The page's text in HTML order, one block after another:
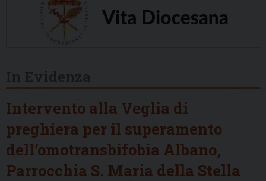
Intervento alla Veglia di
preghiera per il superamento
dell’omotransbifobia Albano,
Parrocchia S. Maria della Stella